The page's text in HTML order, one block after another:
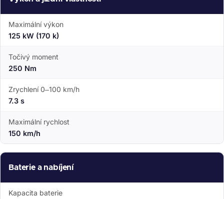
Maximální výkon
125 kW (170 k)
Točivý moment
250 Nm
Zrychlení 0–100 km/h
7.3 s
Maximální rychlost
150 km/h
Baterie a nabíjení
Kapacita baterie